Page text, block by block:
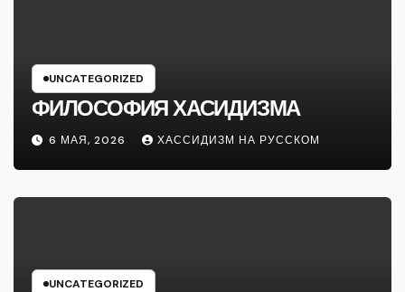
UNCATEGORIZED
ФИЛОСОФИЯ ХАСИДИЗМА
6 МАЯ, 2026 ХАССИДИЗМ НА РУССКОМ
UNCATEGORIZED